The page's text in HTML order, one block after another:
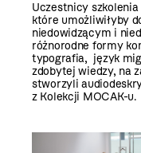
Uczestnicy
które umożliwiłyby
niedowidzącym i
różnorodne formy
typografia, język
zdobytej wiedzy, na
stworzyli
z Kolekcji MOCAK-u.